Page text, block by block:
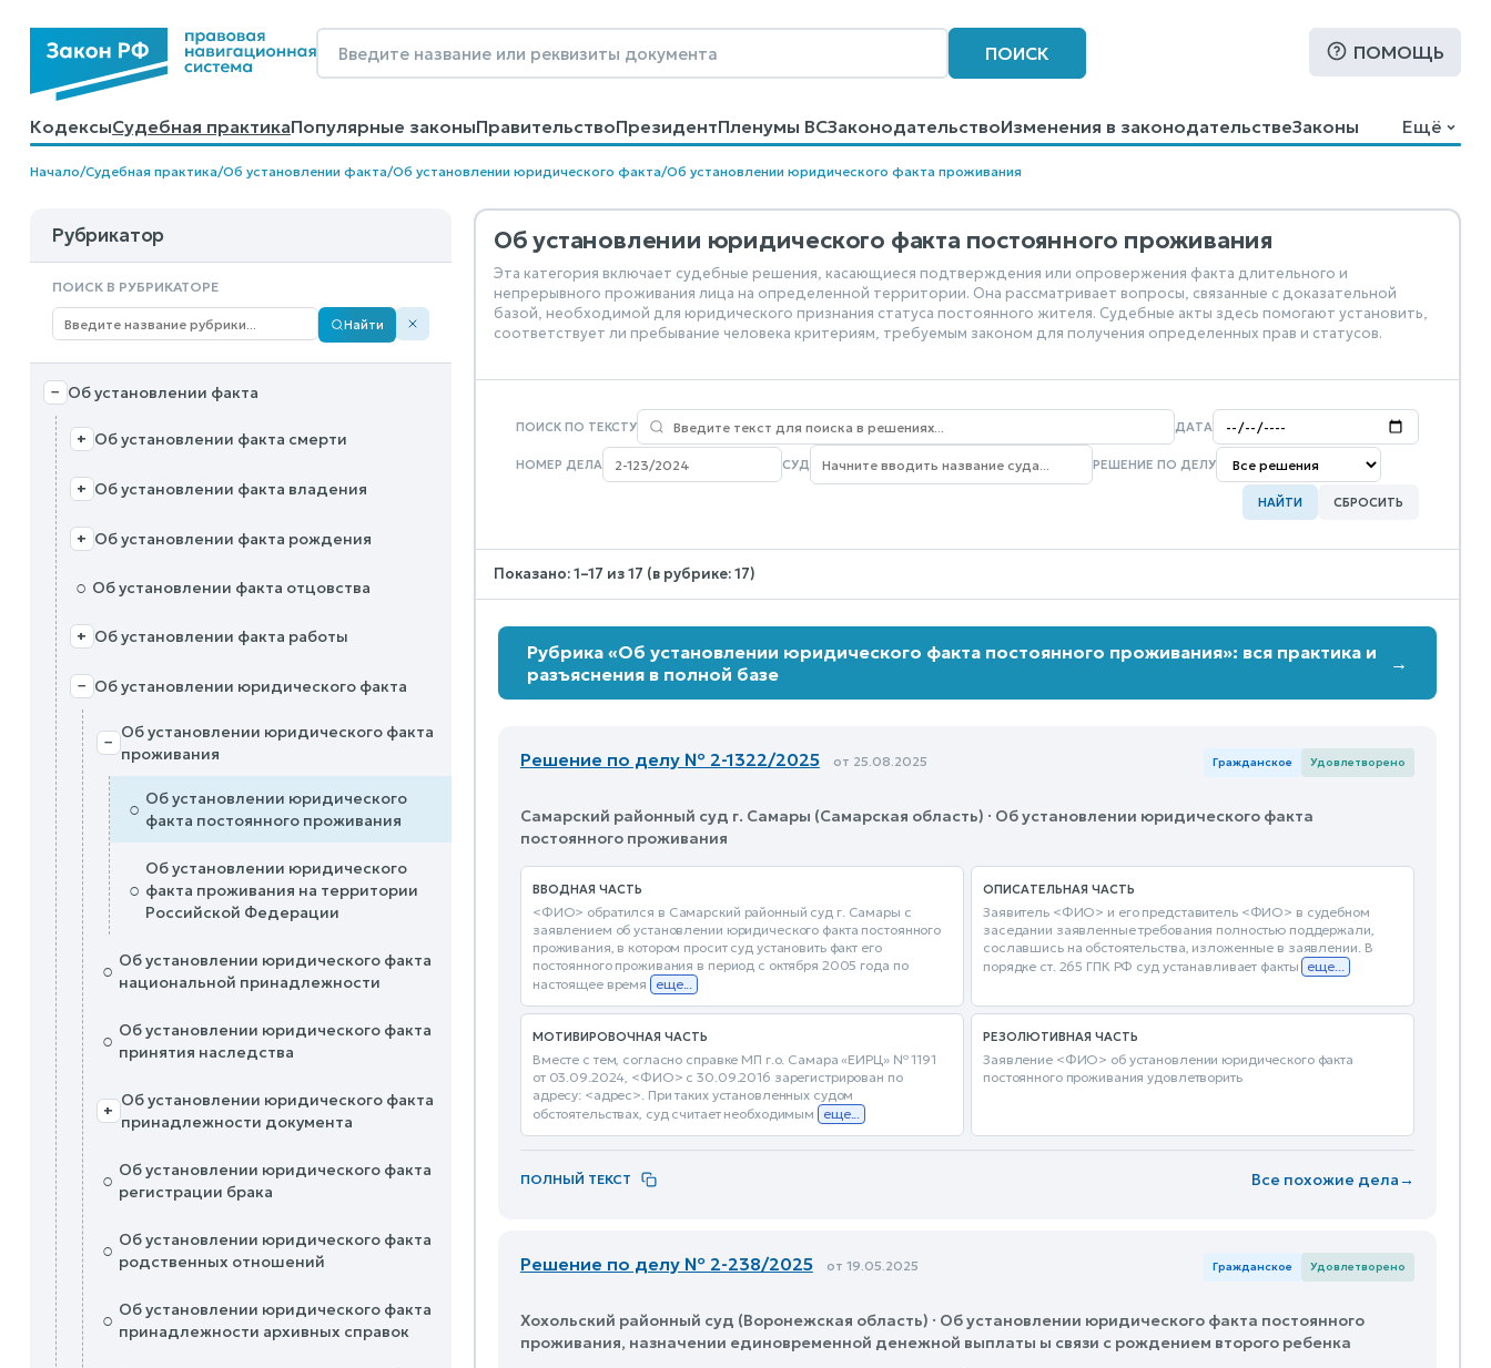
ПОИСК ПОМОЩЬ
КодексыСудебная практикаПопулярные законыПравительствоПрезидентПленумы ВСЗаконодательствоИзменения в законодательствеЗаконы
КалькуляторыСправочные материалыОбразцы договоровКонтактыПомощьПоиск
Ещё
Начало/Судебная практика/Об установлении факта/Об установлении юридического факта/Об установлении юридического факта проживания
Рубрикатор
ПОИСК В РУБРИКАТОРЕ
Найти
+ О нечинении препятствий
+ Об устранении недостатков
○ Об оспаривании сделки
+ Об установлении инвалидности
+ Об устранении нарушений
+ Об оспаривании бездействия
− Об установлении факта
+ Об установлении факта смерти
+ Об установлении факта владения
+ Об установлении факта рождения
○ Об установлении факта отцовства
+ Об установлении факта работы
− Об установлении юридического факта
−
Об установлении юридического факта
проживания
○ Об установлении юридического
факта постоянного проживания
○
Об установлении юридического
факта проживания на территории
Российской Федерации
○ Об установлении юридического факта
национальной принадлежности
○ Об установлении юридического факта
принятия наследства
+
Об установлении юридического факта
принадлежности документа
○ Об установлении юридического факта
регистрации брака
○ Об установлении юридического факта
родственных отношений
○ Об установлении юридического факта
принадлежности архивных справок
Об установлении юридического факта постоянного проживания
Эта категория включает судебные решения, касающиеся подтверждения или опровержения факта длительного и
непрерывного проживания лица на определенной территории. Она рассматривает вопросы, связанные с доказательной
базой, необходимой для юридического признания статуса постоянного жителя. Судебные акты здесь помогают установить,
соответствует ли пребывание человека критериям, требуемым законом для получения определенных прав и статусов.
ПОИСК ПО ТЕКСТУ ДАТА
НОМЕР ДЕЛА СУД РЕШЕНИЕ ПО ДЕЛУ
НАЙТИ СБРОСИТЬ
Показано: 1–17 из 17 (в рубрике: 17)
Рубрика «Об установлении юридического факта постоянного проживания»: вся практика и
разъяснения в полной базе
→
Решение по делу № 2-1322/2025 от 25.08.2025 Гражданское Удовлетворено
Самарский районный суд г. Самары (Самарская область) · Об установлении юридического факта
постоянного проживания
ВВОДНАЯ ЧАСТЬ
<ФИО> обратился в Самарский районный суд г. Самары с
заявлением об установлении юридического факта постоянного
проживания, в котором просит суд установить факт его
постоянного проживания в период с октября 2005 года по
настоящее время
еще...
ОПИСАТЕЛЬНАЯ ЧАСТЬ
Заявитель <ФИО> и его представитель <ФИО> в судебном
заседании заявленные требования полностью поддержали,
сославшись на обстоятельства, изложенные в заявлении. В
порядке ст. 265 ГПК РФ суд устанавливает факты еще...
МОТИВИРОВОЧНАЯ ЧАСТЬ
Вместе с тем, согласно справке МП г.о. Самара «ЕИРЦ» № 1191
от 03.09.2024, <ФИО> с 30.09.2016 зарегистрирован по
адресу: <адрес>. При таких установленных судом
обстоятельствах, суд считает необходимым
еще...
РЕЗОЛЮТИВНАЯ ЧАСТЬ
Заявление <ФИО> об установлении юридического факта
постоянного проживания удовлетворить
ПОЛНЫЙ ТЕКСТ Все похожие дела→
Решение по делу № 2-238/2025 от 19.05.2025 Гражданское Удовлетворено
Хохольский районный суд (Воронежская область) · Об установлении юридического факта постоянного
проживания, назначении единовременной денежной выплаты ы связи с рождением второго ребенка